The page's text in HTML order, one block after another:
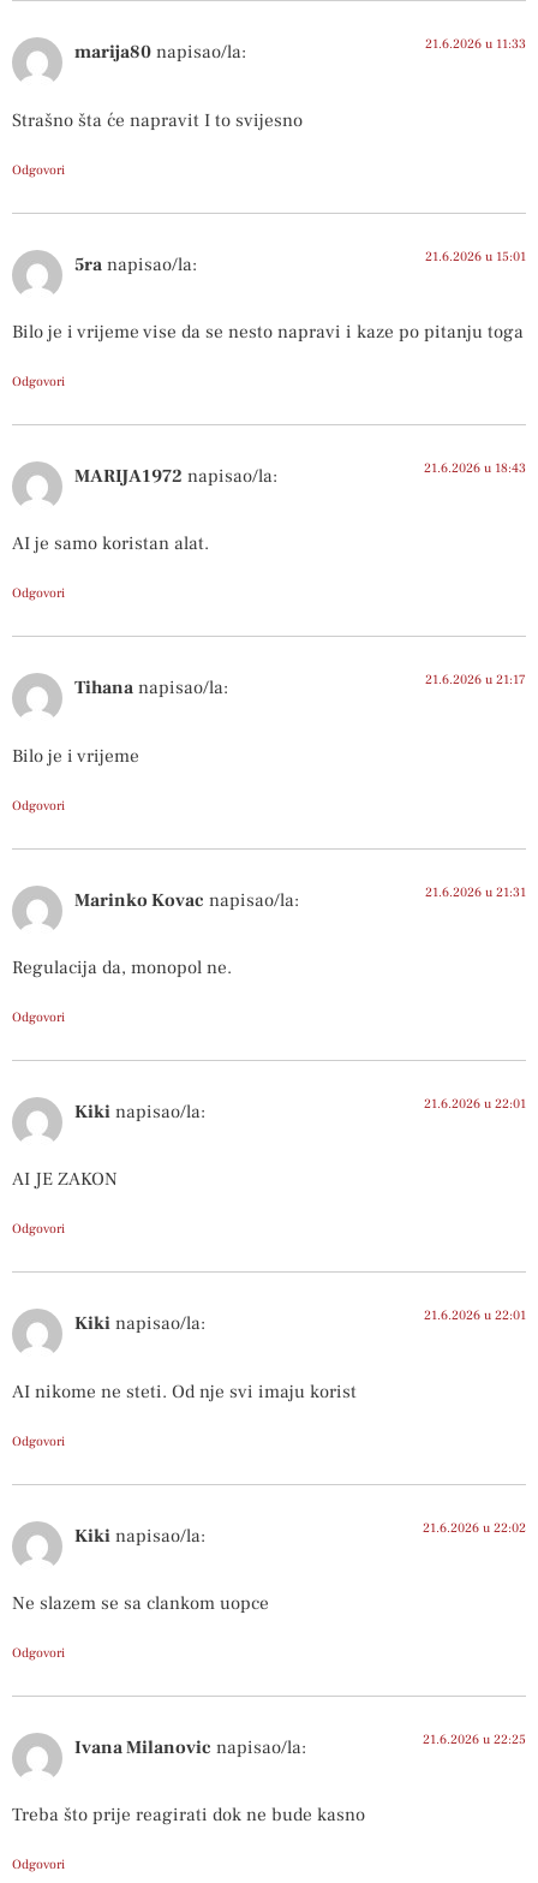
marija80 napisao/la: 21.6.2026 u 11:33
Strašno šta će napravit I to svijesno
Odgovori
5ra napisao/la: 21.6.2026 u 15:01
Bilo je i vrijeme vise da se nesto napravi i kaze po pitanju toga
Odgovori
MARIJA1972 napisao/la: 21.6.2026 u 18:43
AI je samo koristan alat.
Odgovori
Tihana napisao/la: 21.6.2026 u 21:17
Bilo je i vrijeme
Odgovori
Marinko Kovac napisao/la: 21.6.2026 u 21:31
Regulacija da, monopol ne.
Odgovori
Kiki napisao/la: 21.6.2026 u 22:01
AI JE ZAKON
Odgovori
Kiki napisao/la: 21.6.2026 u 22:01
AI nikome ne steti. Od nje svi imaju korist
Odgovori
Kiki napisao/la: 21.6.2026 u 22:02
Ne slazem se sa clankom uopce
Odgovori
Ivana Milanovic napisao/la: 21.6.2026 u 22:25
Treba što prije reagirati dok ne bude kasno
Odgovori